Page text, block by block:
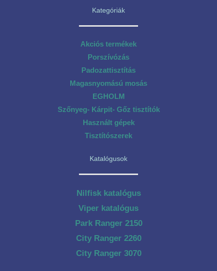
Kategóriák
Akciós termékek
Porszívózás
Padozattisztítás
Magasnyomású mosás
EGHOLM
Szőnyeg- Kárpit- Gőz tisztítók
Használt gépek
Tisztítószerek
Katalógusok
Nilfisk katalógus
Viper katalógus
Park Ranger 2150
City Ranger 2260
City Ranger 3070